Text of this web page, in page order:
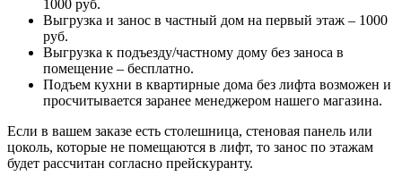
1000 руб.
Выгрузка и занос в частный дом на первый этаж – 1000
руб.
Выгрузка к подъезду/частному дому без заноса в
помещение – бесплатно.
Подъем кухни в квартирные дома без лифта возможен и
просчитывается заранее менеджером нашего магазина.
Если в вашем заказе есть столешница, стеновая панель или
цоколь, которые не помещаются в лифт, то занос по этажам
будет рассчитан согласно прейскуранту.